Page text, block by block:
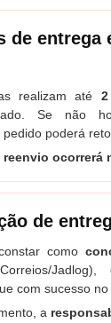
de entrega
realizam até
Se não
poderá
reenvio ocorrerá
de
como
com sucesso
a